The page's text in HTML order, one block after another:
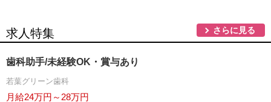
求人特集 さらに見る
歯科助手/未経験OK・賞与あり
若葉グリーン歯科
月給24万円～28万円